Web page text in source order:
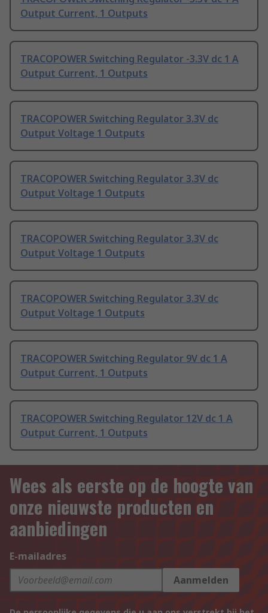
Output Current, 1 Outputs
TRACOPOWER Switching Regulator -3.3V dc 1 A
Output Current, 1 Outputs
TRACOPOWER Switching Regulator 3.3V dc
Output Voltage 1 Outputs
TRACOPOWER Switching Regulator 3.3V dc
Output Voltage 1 Outputs
TRACOPOWER Switching Regulator 3.3V dc
Output Voltage 1 Outputs
TRACOPOWER Switching Regulator 3.3V dc
Output Voltage 1 Outputs
TRACOPOWER Switching Regulator 9V dc 1 A
Output Current, 1 Outputs
TRACOPOWER Switching Regulator 12V dc 1 A
Output Current, 1 Outputs
Wees als eerste op de hoogte van
onze nieuwste producten en
aanbiedingen
E-mailadres
Aanmelden